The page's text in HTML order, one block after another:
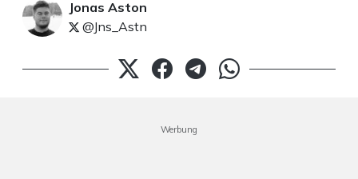
Jonas Aston
@Jns_Astn
Werbung